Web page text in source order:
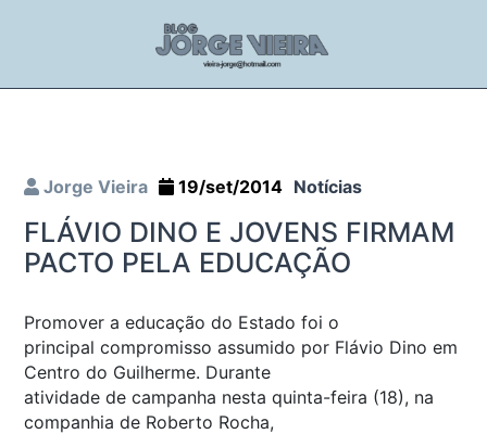
Jorge Vieira 19/set/2014 Notícias
FLÁVIO DINO E JOVENS FIRMAM
PACTO PELA EDUCAÇÃO
Promover a educação do Estado foi o
principal compromisso assumido por Flávio Dino em
Centro do Guilherme. Durante
atividade de campanha nesta quinta-feira (18), na
companhia de Roberto Rocha,